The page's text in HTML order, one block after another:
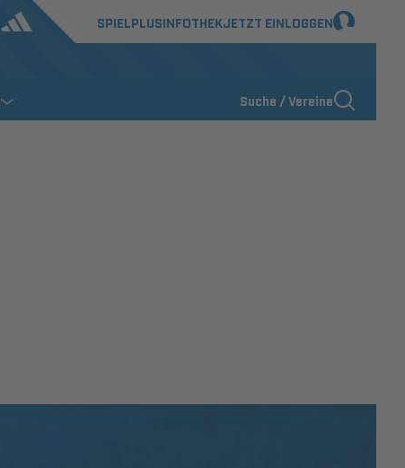
SPIELPLUSINFOTHEKJETZT EINLOGGEN
Suche / Vereine